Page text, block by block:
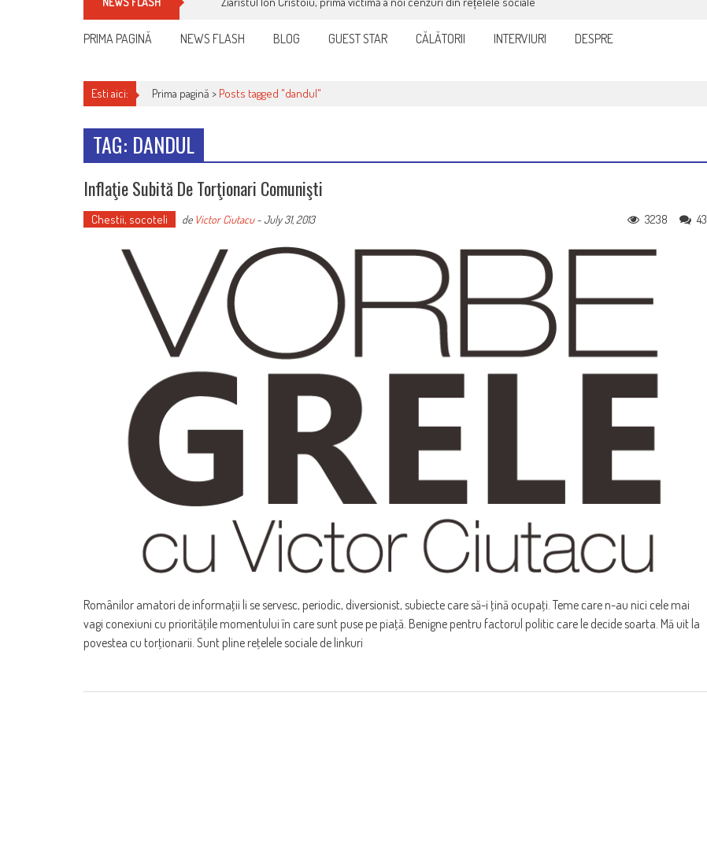
PRIMA PAGINĂ NEWS FLASH BLOG GUEST STAR CĂLĂTORII INTERVIURI DESPRE
Esti aici: Prima pagină > Posts tagged "dandul"
TAG: DANDUL
Inflaţie Subită De Torţionari Comunişti
Chestii, socoteli de Victor Ciutacu-July 31, 2013 43
3238
Românilor amatori de informaţii li se servesc, periodic, diversionist, subiecte care să-i ţină ocupaţi. Teme care n-au nici cele mai
vagi conexiuni cu priorităţile momentului în care sunt puse pe piaţă. Benigne pentru factorul politic care le decide soarta. Mă uit la
povestea cu torţionarii. Sunt pline reţelele sociale de linkuri